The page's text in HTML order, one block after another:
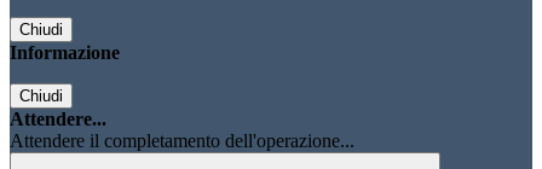
Chiudi
Informazione
Chiudi
Attendere...
Attendere il completamento dell'operazione...